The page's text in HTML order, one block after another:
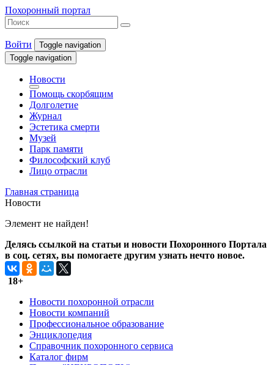
Похоронный портал
Войти
Toggle navigation
Toggle navigation
Новости
Помощь скорбящим
Долголетие
Журнал
Эстетика смерти
Музей
Парк памяти
Философский клуб
Лицо отрасли
Главная страница
Новости
Элемент не найден!
Делясь ссылкой на статьи и новости Похоронного Портала
в соц. сетях, вы помогаете другим узнать нечто новое.
18+
Новости похоронной отрасли
Новости компаний
Профессиональное образование
Энциклопедия
Справочник похоронного сервиса
Каталог фирм